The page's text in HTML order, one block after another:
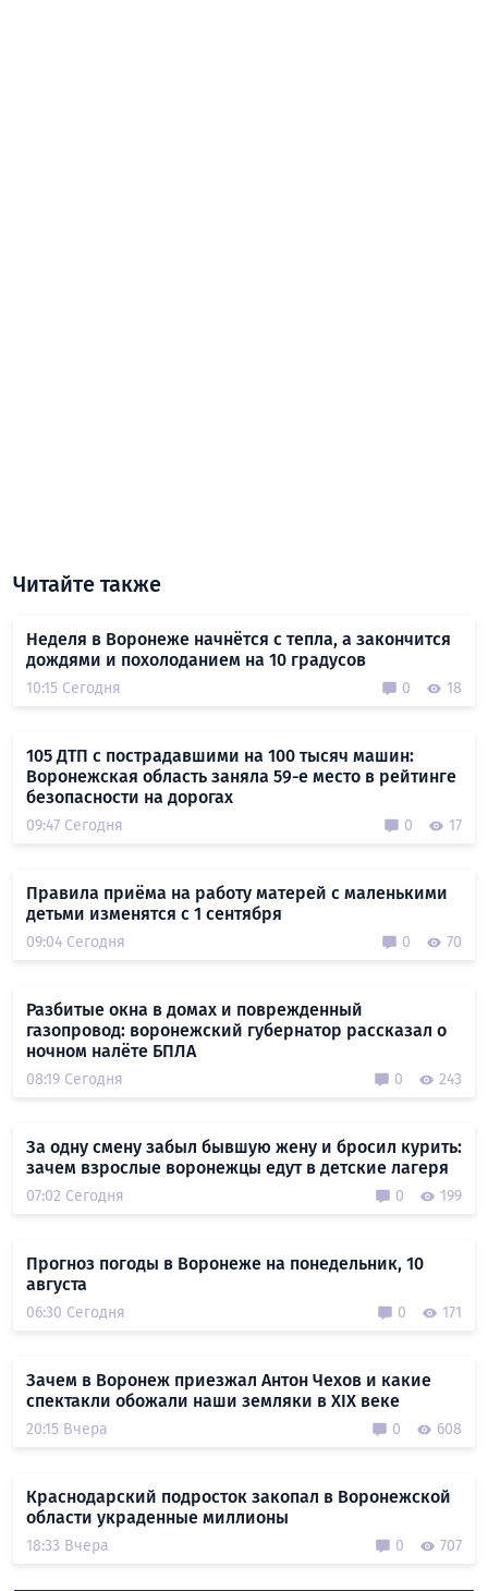
Читайте также
Неделя в Воронеже начнётся с тепла, а закончится
дождями и похолоданием на 10 градусов
10:15 Сегодня 0 18
105 ДТП с пострадавшими на 100 тысяч машин:
Воронежская область заняла 59-е место в рейтинге
безопасности на дорогах
09:47 Сегодня 0 17
Правила приёма на работу матерей с маленькими
детьми изменятся с 1 сентября
09:04 Сегодня 0 70
Разбитые окна в домах и поврежденный
газопровод: воронежский губернатор рассказал о
ночном налёте БПЛА
08:19 Сегодня 0 243
За одну смену забыл бывшую жену и бросил курить:
зачем взрослые воронежцы едут в детские лагеря
07:02 Сегодня 0 199
Прогноз погоды в Воронеже на понедельник, 10
августа
06:30 Сегодня 0 171
Зачем в Воронеж приезжал Антон Чехов и какие
спектакли обожали наши земляки в XIX веке
20:15 Вчера 0 608
Краснодарский подросток закопал в Воронежской
области украденные миллионы
18:33 Вчера 0 707